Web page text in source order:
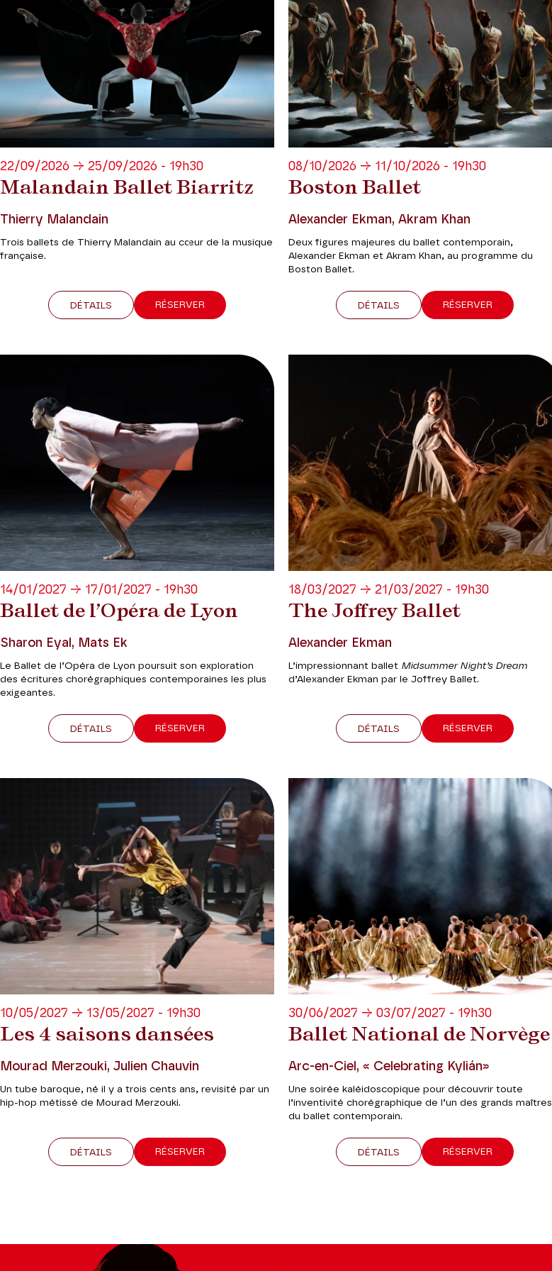
Malandain Ballet Biarritz
22/09/2026 → 25/09/2026 - 19h30
Thierry Malandain
Trois ballets de Thierry Malandain au cœur de la musique
française.
DÉTAILS RÉSERVER
Boston Ballet
08/10/2026 → 11/10/2026 - 19h30
Alexander Ekman, Akram Khan
Deux figures majeures du ballet contemporain,
Alexander Ekman et Akram Khan, au programme du
Boston Ballet.
DÉTAILS RÉSERVER
Ballet de l’Opéra de Lyon
14/01/2027 → 17/01/2027 - 19h30
Sharon Eyal, Mats Ek
Le Ballet de l’Opéra de Lyon poursuit son exploration
des écritures chorégraphiques contemporaines les plus
exigeantes.
DÉTAILS RÉSERVER
The Joffrey Ballet
18/03/2027 → 21/03/2027 - 19h30
Alexander Ekman
L’impressionnant ballet Midsummer Night’s Dream
d’Alexander Ekman par le Joffrey Ballet.
DÉTAILS RÉSERVER
Les 4 saisons dansées
10/05/2027 → 13/05/2027 - 19h30
Mourad Merzouki, Julien Chauvin
Un tube baroque, né il y a trois cents ans, revisité par un
hip-hop métissé de Mourad Merzouki.
DÉTAILS RÉSERVER
Ballet National de Norvège
30/06/2027 → 03/07/2027 - 19h30
Arc-en-Ciel, « Celebrating Kylián»
Une soirée kaléidoscopique pour découvrir toute
l’inventivité chorégraphique de l’un des grands maîtres
du ballet contemporain.
DÉTAILS RÉSERVER